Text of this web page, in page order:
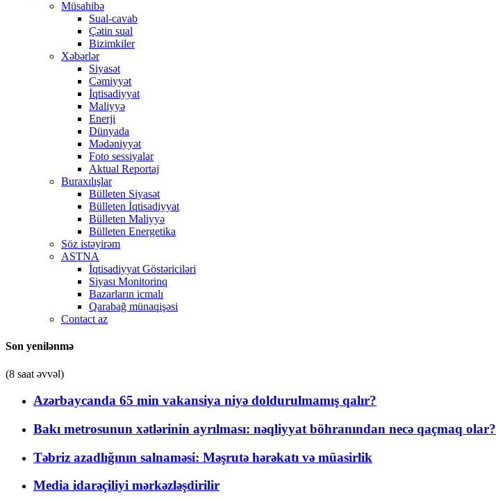
Müsahibə
Sual-cavab
Çətin sual
Bizimkiler
Xəbərlər
Siyasət
Cəmiyyət
İqtisadiyyat
Maliyyə
Enerji
Dünyada
Mədəniyyət
Foto sessiyalar
Aktual Reportaj
Buraxılışlar
Bülleten Siyasət
Bülleten İqtisadiyyat
Bülleten Maliyyə
Bülleten Energetika
Söz istəyirəm
ASTNA
İqtisadiyyat Göstəriciləri
Siyası Monitorinq
Bazarların icmalı
Qarabağ münaqişəsi
Contact az
Son yenilənmə
(8 saat əvvəl)
Azərbaycanda 65 min vakansiya niyə doldurulmamış qalır?
Bakı metrosunun xətlərinin ayrılması: nəqliyyat böhranından necə qaçmaq olar?
Təbriz azadlığının salnaməsi: Məşrutə hərəkatı və müasirlik
Media idarəçiliyi mərkəzləşdirilir